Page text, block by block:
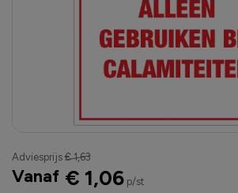
Adviesprijs € 1,63
Vanaf € 1,06p/st